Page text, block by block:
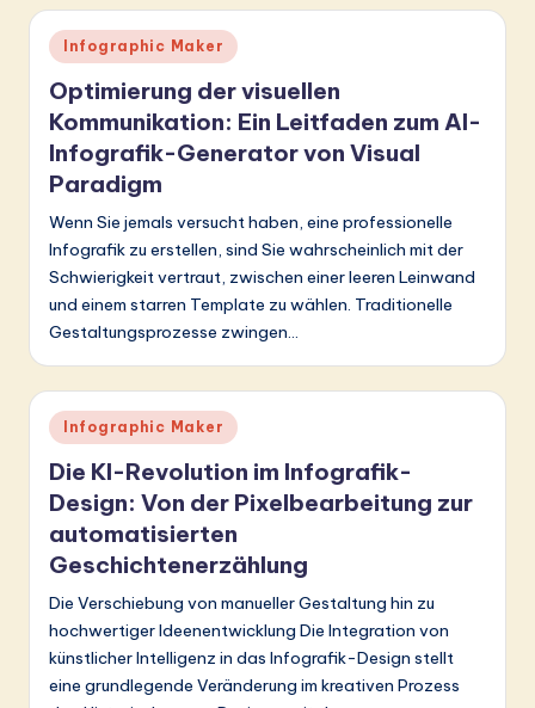
e
A
G
e
r
m
a
n
-
L
a
t
e
s
t
in
A
Posted
in
Infographic Maker
Optimierung der visuellen
Kommunikation: Ein Leitfaden zum AI-
Infografik-Generator von Visual
Paradigm
Wenn Sie jemals versucht haben, eine professionelle
Infografik zu erstellen, sind Sie wahrscheinlich mit der
Schwierigkeit vertraut, zwischen einer leeren Leinwand
und einem starren Template zu wählen. Traditionelle
Gestaltungsprozesse zwingen…
Posted
in
Infographic Maker
Die KI-Revolution im Infografik-
Design: Von der Pixelbearbeitung zur
automatisierten
Geschichtenerzählung
Die Verschiebung von manueller Gestaltung hin zu
hochwertiger Ideenentwicklung Die Integration von
künstlicher Intelligenz in das Infografik-Design stellt
eine grundlegende Veränderung im kreativen Prozess